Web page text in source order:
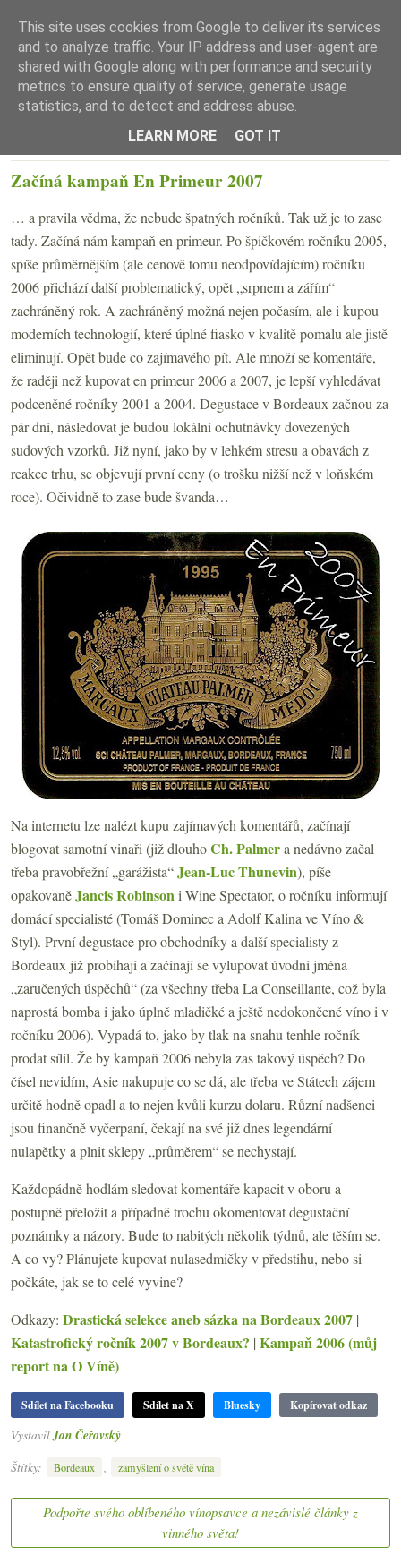
☰ Menu
Začíná kampaň En Primeur 2007
… a pravila vědma, že nebude špatných ročníků. Tak už je to zase
tady. Začíná nám kampaň en primeur. Po špičkovém ročníku 2005,
spíše průměrnějším (ale cenově tomu neodpovídajícím) ročníku
2006 přichází další problematický, opět „srpnem a zářím“
zachráněný rok. A zachráněný možná nejen počasím, ale i kupou
moderních technologií, které úplné fiasko v kvalitě pomalu ale jistě
eliminují. Opět bude co zajímavého pít. Ale množí se komentáře,
že raději než kupovat en primeur 2006 a 2007, je lepší vyhledávat
podceněné ročníky 2001 a 2004. Degustace v Bordeaux začnou za
pár dní, následovat je budou lokální ochutnávky dovezených
sudových vzorků. Již nyní, jako by v lehkém stresu a obavách z
reakce trhu, se objevují první ceny (o trošku nižší než v loňském
roce). Očividně to zase bude švanda…
Na internetu lze nalézt kupu zajímavých komentářů, začínají
blogovat samotní vinaři (již dlouhoCh. Palmera nedávno začal
třeba pravobřežní „garážista“Jean-Luc Thunevin), píše
opakovaněJancis Robinsoni Wine Spectator, o ročníku informují
domácí specialisté (Tomáš Dominec a Adolf Kalina ve Víno &
Styl). První degustace pro obchodníky a další specialisty z
Bordeaux již probíhají a začínají se vylupovat úvodní jména
„zaručených úspěchů“ (za všechny třeba La Conseillante, což byla
naprostá bomba i jako úplně mladičké a ještě nedokončené víno i v
ročníku 2006). Vypadá to, jako by tlak na snahu tenhle ročník
prodat sílil. Že by kampaň 2006 nebyla zas takový úspěch? Do
čísel nevidím, Asie nakupuje co se dá, ale třeba ve Státech zájem
určitě hodně opadl a to nejen kvůli kurzu dolaru. Různí nadšenci
jsou finančně vyčerpaní, čekají na své již dnes legendární
nulapětky a plnit sklepy „průměrem“ se nechystají.
Každopádně hodlám sledovat komentáře kapacit v oboru a
postupně přeložit a případně trochu okomentovat degustační
poznámky a názory. Bude to nabitých několik týdnů, ale těším se.
A co vy? Plánujete kupovat nulasedmičky v předstihu, nebo si
počkáte, jak se to celé vyvine?
Odkazy: Drastická selekce aneb sázka na Bordeaux 2007 |
Katastrofický ročník 2007 v Bordeaux? | Kampaň 2006 (můj
report na O Víně)
Sdílet na Facebooku Sdílet na X Bluesky Kopírovat odkaz
Vystavil Jan Čeřovský
Štítky:
Bordeaux , zamyšlení o světě vína
Podpořte svého oblíbeného vínopsavce a nezávislé články z
vinného světa!
This site uses cookies from Google to deliver its services
and to analyze traffic. Your IP address and user-agent are
shared with Google along with performance and security
metrics to ensure quality of service, generate usage
statistics, and to detect and address abuse.
LEARN MORE
GOT IT